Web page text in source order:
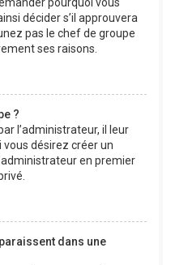
décider s’il approuvera
pas le chef de groupe
ses raisons.
?
l’administrateur, il leur
désirez créer un
en premier
dans une